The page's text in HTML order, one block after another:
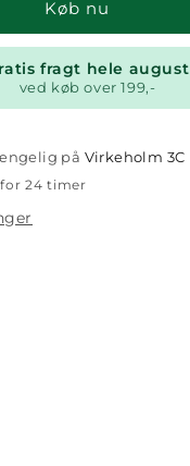
Køb nu
fragt hele august
ved køb over 199,-
på Virkeholm 3C
24 timer